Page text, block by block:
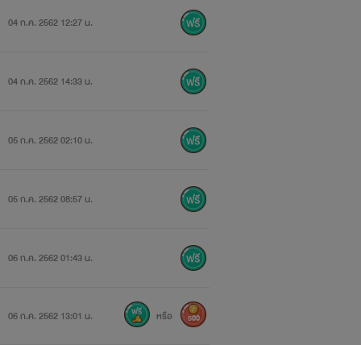
นั้นเปล่งประกายอย่างยินดี กับความ
หากรู้สึกขยะแขยง เจ็บปวด ไม่เคย
วน
04 ก.ค. 2562 12:27 น.
04 ก.ค. 2562 14:33 น.
05 ก.ค. 2562 02:10 น.
05 ก.ค. 2562 08:57 น.
06 ก.ค. 2562 01:43 น.
06 ก.ค. 2562 13:01 น. หรือ 500